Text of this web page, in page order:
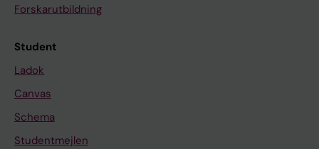
Forskarutbildning
Student
Ladok
Canvas
Schema
Studentmejlen